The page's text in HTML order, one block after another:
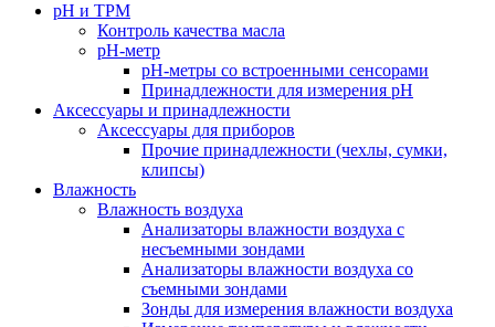
pH и TPM
Контроль качества масла
рН-метр
pH-метры со встроенными сенсорами
Принадлежности для измерения pH
Аксессуары и принадлежности
Аксесcуары для приборов
Прочие принадлежности (чехлы, сумки,
клипсы)
Влажность
Влажность воздуха
Анализаторы влажности воздуха с
несъемными зондами
Анализаторы влажности воздуха со
съемными зондами
Зонды для измерения влажности воздуха